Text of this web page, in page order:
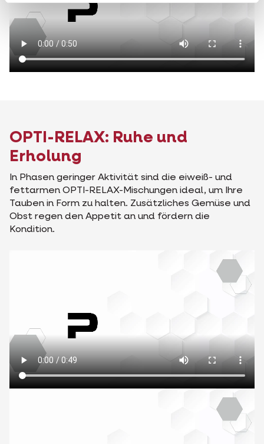
OPTI-RELAX: Ruhe und
Erholung
In Phasen geringer Aktivität sind die eiweiß- und
fettarmen OPTI-RELAX-Mischungen ideal, um Ihre
Tauben in Form zu halten. Zusätzliches Gemüse und
Obst regen den Appetit an und fördern die
Kondition.